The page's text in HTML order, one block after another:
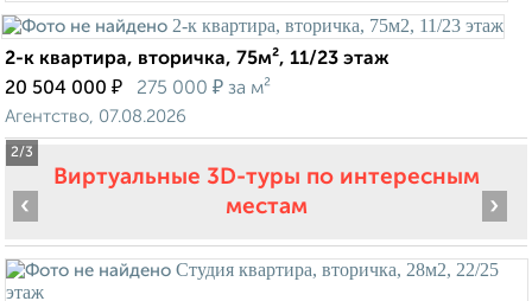
2/3
2-к квартира, вторичка, 75м², 11/23 этаж
20 504 000 ₽ 275 000 ₽ за м²
Агентство, 07.08.2026
Виртуальные 3D-туры по интересным
местам
‹ ›